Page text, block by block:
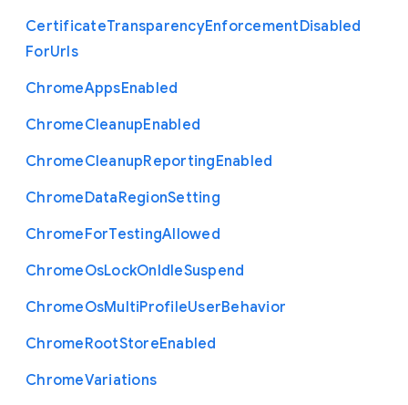
CertificateTransparencyEnforcementDisabled
ForUrls
ChromeAppsEnabled
ChromeCleanupEnabled
ChromeCleanupReportingEnabled
ChromeDataRegionSetting
ChromeForTestingAllowed
ChromeOsLockOnIdleSuspend
ChromeOsMultiProfileUserBehavior
ChromeRootStoreEnabled
ChromeVariations